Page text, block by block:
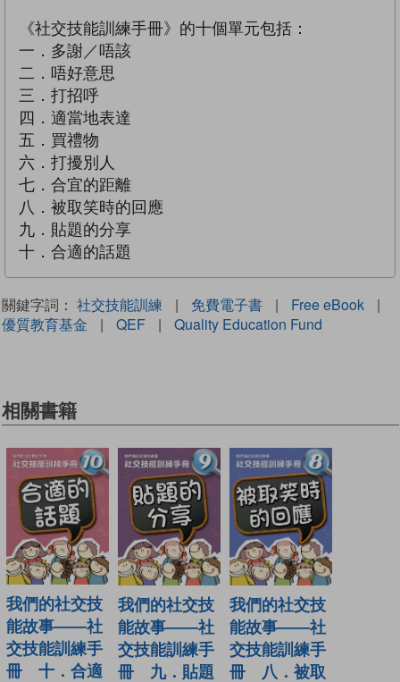
《社交技能訓練手冊》的十個單元包括：
一．多謝／唔該
二．唔好意思
三．打招呼
四．適當地表達
五．買禮物
六．打擾別人
七．合宜的距離
八．被取笑時的回應
九．貼題的分享
十．合適的話題
關鍵字詞： 社交技能訓練 | 免費電子書 | Free eBook
|
優質教育基金
| QEF | Quality Education Fund
相關書籍
我們的社交技
能故事——社
交技能訓練手
冊 十．合適
我們的社交技
能故事——社
交技能訓練手
冊 九．貼題
我們的社交技
能故事——社
交技能訓練手
冊 八．被取